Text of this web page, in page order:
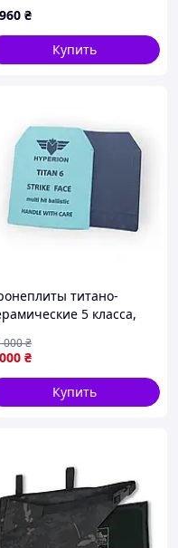
₴
Купить
титано-
5 класса,
кг₴
000₴
Купить